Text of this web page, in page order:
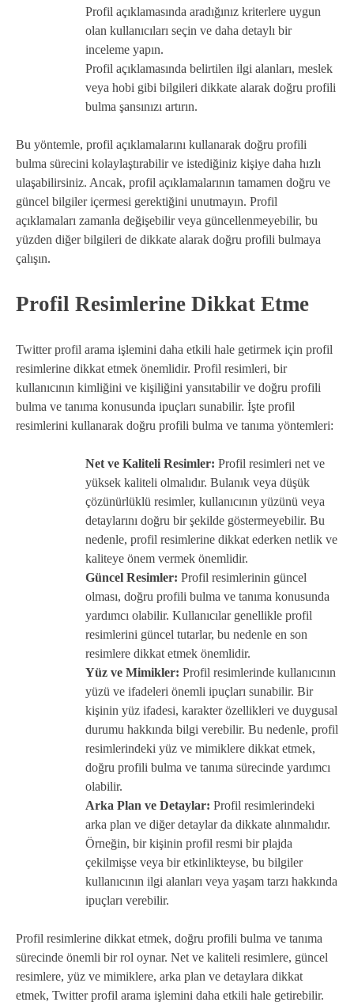
Profil açıklamasında aradığınız kriterlere uygun
olan kullanıcıları seçin ve daha detaylı bir
inceleme yapın.
Profil açıklamasında belirtilen ilgi alanları, meslek
veya hobi gibi bilgileri dikkate alarak doğru profili
bulma şansınızı artırın.
Bu yöntemle, profil açıklamalarını kullanarak doğru profili
bulma sürecini kolaylaştırabilir ve istediğiniz kişiye daha hızlı
ulaşabilirsiniz. Ancak, profil açıklamalarının tamamen doğru ve
güncel bilgiler içermesi gerektiğini unutmayın. Profil
açıklamaları zamanla değişebilir veya güncellenmeyebilir, bu
yüzden diğer bilgileri de dikkate alarak doğru profili bulmaya
çalışın.
Profil Resimlerine Dikkat Etme
Twitter profil arama işlemini daha etkili hale getirmek için profil
resimlerine dikkat etmek önemlidir. Profil resimleri, bir
kullanıcının kimliğini ve kişiliğini yansıtabilir ve doğru profili
bulma ve tanıma konusunda ipuçları sunabilir. İşte profil
resimlerini kullanarak doğru profili bulma ve tanıma yöntemleri:
Net ve Kaliteli Resimler: Profil resimleri net ve
yüksek kaliteli olmalıdır. Bulanık veya düşük
çözünürlüklü resimler, kullanıcının yüzünü veya
detaylarını doğru bir şekilde göstermeyebilir. Bu
nedenle, profil resimlerine dikkat ederken netlik ve
kaliteye önem vermek önemlidir.
Güncel Resimler: Profil resimlerinin güncel
olması, doğru profili bulma ve tanıma konusunda
yardımcı olabilir. Kullanıcılar genellikle profil
resimlerini güncel tutarlar, bu nedenle en son
resimlere dikkat etmek önemlidir.
Yüz ve Mimikler: Profil resimlerinde kullanıcının
yüzü ve ifadeleri önemli ipuçları sunabilir. Bir
kişinin yüz ifadesi, karakter özellikleri ve duygusal
durumu hakkında bilgi verebilir. Bu nedenle, profil
resimlerindeki yüz ve mimiklere dikkat etmek,
doğru profili bulma ve tanıma sürecinde yardımcı
olabilir.
Arka Plan ve Detaylar: Profil resimlerindeki
arka plan ve diğer detaylar da dikkate alınmalıdır.
Örneğin, bir kişinin profil resmi bir plajda
çekilmişse veya bir etkinlikteyse, bu bilgiler
kullanıcının ilgi alanları veya yaşam tarzı hakkında
ipuçları verebilir.
Profil resimlerine dikkat etmek, doğru profili bulma ve tanıma
sürecinde önemli bir rol oynar. Net ve kaliteli resimlere, güncel
resimlere, yüz ve mimiklere, arka plan ve detaylara dikkat
etmek, Twitter profil arama işlemini daha etkili hale getirebilir.